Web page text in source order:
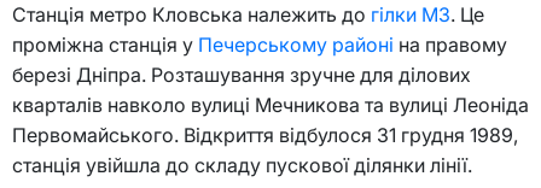
Станція метро Кловська належить до гілки М3. Це
проміжна станція у Печерському районі на правому
березі Дніпра. Розташування зручне для ділових
кварталів навколо вулиці Мечникова та вулиці Леоніда
Первомайського. Відкриття відбулося 31 грудня 1989,
станція увійшла до складу пускової ділянки лінії.